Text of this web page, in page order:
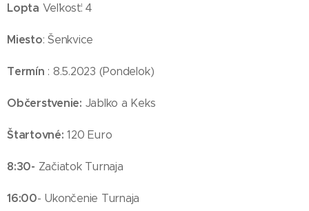
Lopta Veľkosť: 4
Miesto: Šenkvice
Termín : 8.5.2023 (Pondelok)
Občerstvenie: Jablko a Keks
Štartovné:120 Euro
8:30- Začiatok Turnaja
16:00- Ukončenie Turnaja